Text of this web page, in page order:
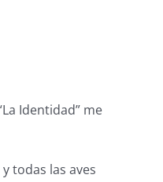
Identidad” me
todas las aves